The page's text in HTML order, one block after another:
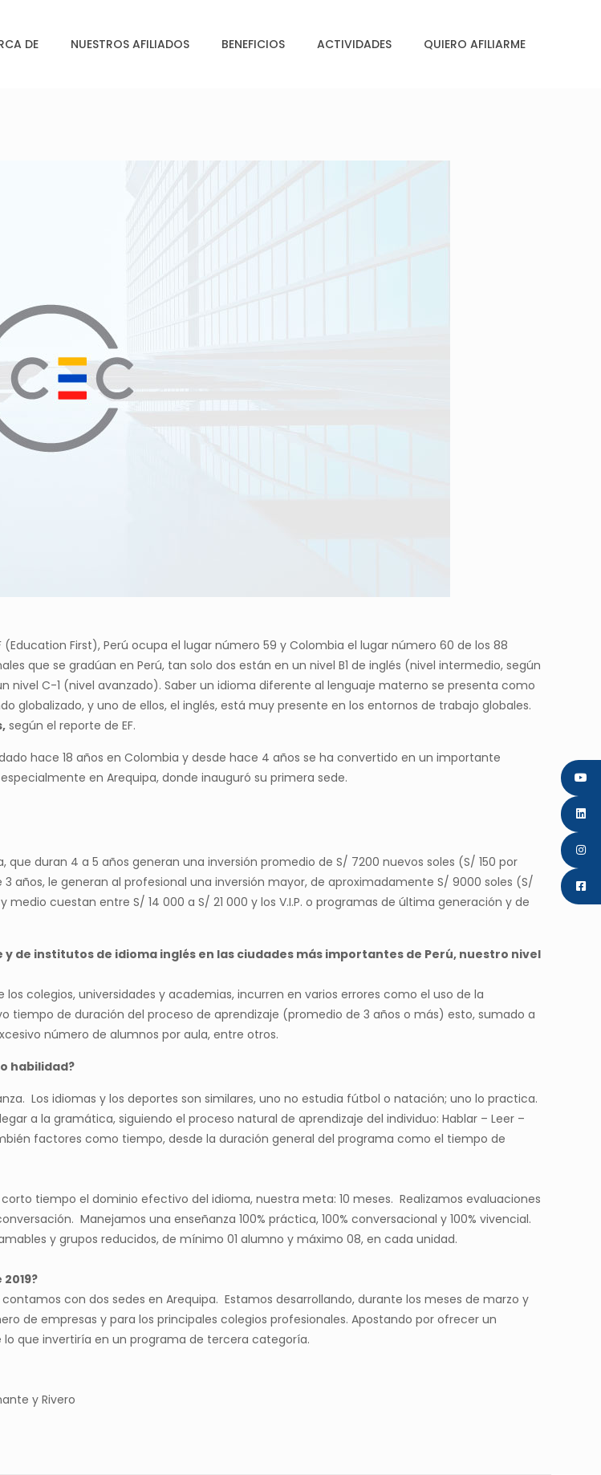
DE NUESTROS AFILIADOS BENEFICIOS ACTIVIDADES QUIERO AFILIARME
First), Perú ocupa el lugar número 59 y Colombia el lugar número 60 de los 88
que se gradúan en Perú, tan solo dos están en un nivel B1 de inglés (nivel intermedio, según
nivel C-1 (nivel avanzado). Saber un idioma diferente al lenguaje materno se presenta como
y uno de ellos, el inglés, está muy presente en los entornos de trabajo globales.
según el reporte de EF.
hace 18 años en Colombia y desde hace 4 años se ha convertido en un importante
en Arequipa, donde inauguró su primera sede.
duran 4 a 5 años generan una inversión promedio de S/ 7200 nuevos soles (S/ 150 por
le generan al profesional una inversión mayor, de aproximadamente S/ 9000 soles (S/
cuestan entre S/ 14 000 a S/ 21 000 y los V.I.P. o programas de última generación y de
de institutos de idioma inglés en las ciudades más importantes de Perú, nuestro nivel
colegios, universidades y academias, incurren en varios errores como el uso de la
de duración del proceso de aprendizaje (promedio de 3 años o más) esto, sumado a
número de alumnos por aula, entre otros.
habilidad?
Los idiomas y los deportes son similares, uno no estudia fútbol o natación; uno lo practica.
a la gramática, siguiendo el proceso natural de aprendizaje del individuo: Hablar – Leer –
factores como tiempo, desde la duración general del programa como el tiempo de
tiempo el dominio efectivo del idioma, nuestra meta: 10 meses. Realizamos evaluaciones
Manejamos una enseñanza 100% práctica, 100% conversacional y 100% vivencial.
y grupos reducidos, de mínimo 01 alumno y máximo 08, en cada unidad.
con dos sedes en Arequipa. Estamos desarrollando, durante los meses de marzo y
de empresas y para los principales colegios profesionales. Apostando por ofrecer un
que invertiría en un programa de tercera categoría.
y Rivero